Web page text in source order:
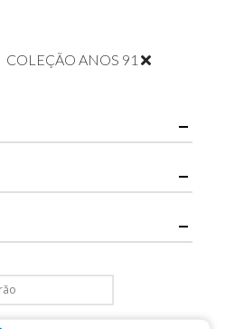
COLEÇÃO ANOS 91